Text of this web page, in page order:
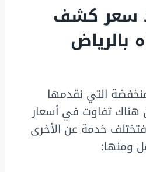
سعر كشف
بالرياض
التي نقدمها
هناك تفاوت في أسعار
فتختلف خدمة عن الأخرى
ومنها: